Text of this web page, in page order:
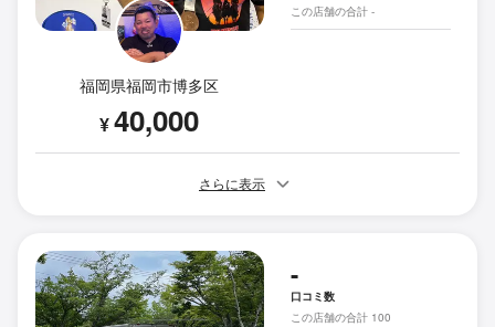
福岡県福岡市博多区
¥40,000
この店舗の合計 -
さらに表示
-
口コミ数
この店舗の合計 100